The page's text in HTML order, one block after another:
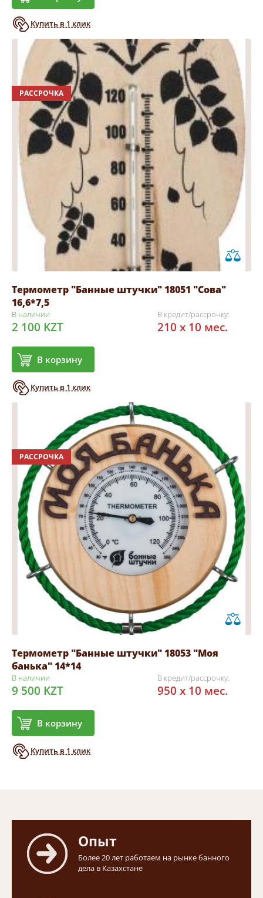
Купить в 1 клик
РАССРОЧКА
Термометр "Банные штучки" 18051 "Сова"
16,6*7,5
В наличии
2 100 KZT
В корзину
Купить в 1 клик
В кредит/рассрочку:
210 x 10 мес.
РАССРОЧКА
Термометр "Банные штучки" 18053 "Моя
банька" 14*14
В наличии
9 500 KZT
В корзину
Купить в 1 клик
В кредит/рассрочку:
950 x 10 мес.
Опыт
Более 20 лет работаем на рынке банного
дела в Казахстане